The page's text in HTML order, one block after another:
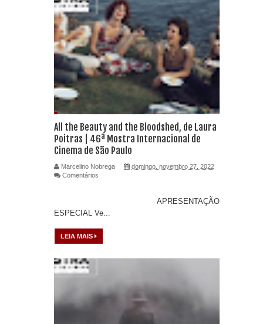
All the Beauty and the Bloodshed, de Laura
Poitras | 46ª Mostra Internacional de
Cinema de São Paulo
Marcelino Nobrega
domingo, novembro 27, 2022
Comentários
APRESENTAÇÃO
ESPECIAL Ve...
LEIA MAIS